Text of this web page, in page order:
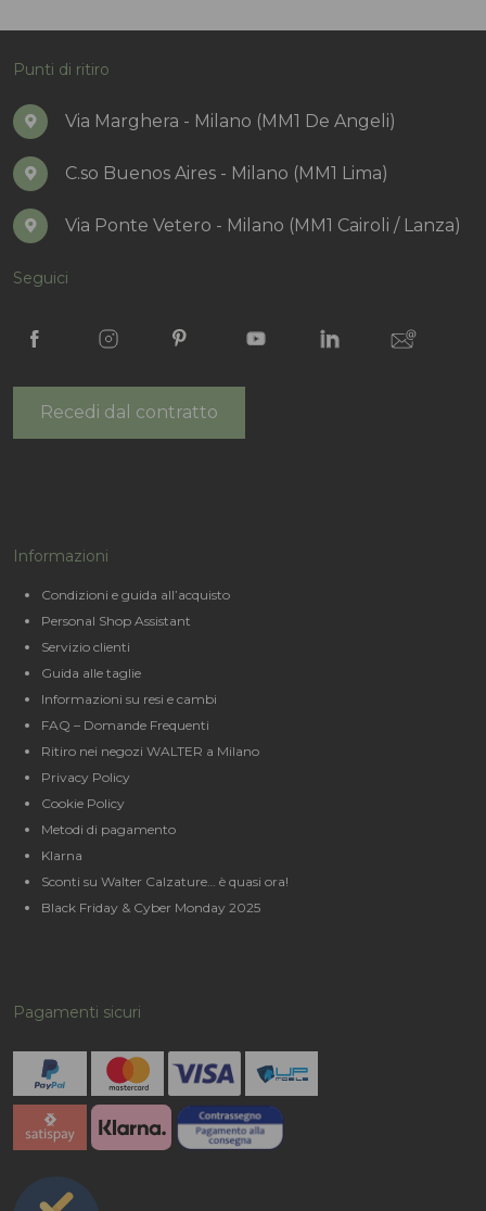
Punti di ritiro
Via Marghera - Milano (MM1 De Angeli)
C.so Buenos Aires - Milano (MM1 Lima)
Via Ponte Vetero - Milano (MM1 Cairoli / Lanza)
Seguici
Recedi dal contratto
Informazioni
Condizioni e guida all’acquisto
Personal Shop Assistant
Servizio clienti
Guida alle taglie
Informazioni su resi e cambi
FAQ – Domande Frequenti
Ritiro nei negozi WALTER a Milano
Privacy Policy
Cookie Policy
Metodi di pagamento
Klarna
Sconti su Walter Calzature… è quasi ora!
Black Friday & Cyber Monday 2025
Pagamenti sicuri